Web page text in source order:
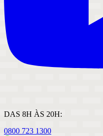
DAS 8H ÀS 20H:
0800 723 1300